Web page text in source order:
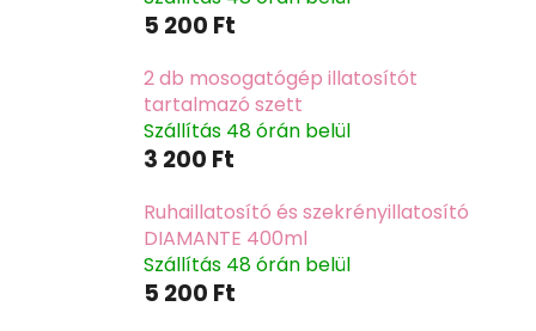
5 200 Ft
2 db mosogatógép illatosítót
tartalmazó szett
Szállítás 48 órán belül
3 200 Ft
Ruhaillatosító és szekrényillatosító
DIAMANTE 400ml
Szállítás 48 órán belül
5 200 Ft